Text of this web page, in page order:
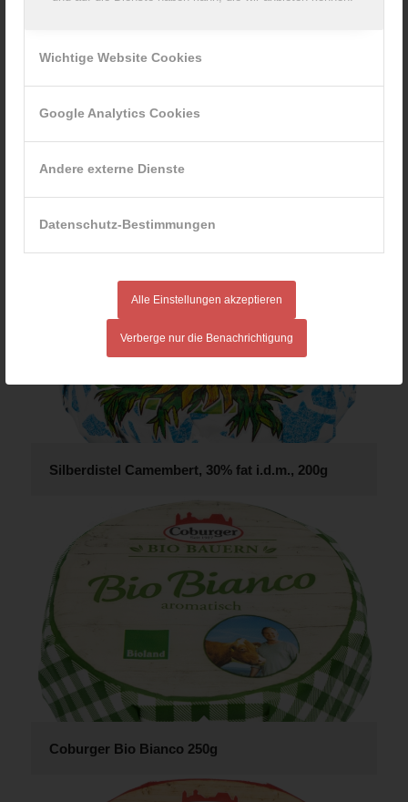
Wichtige Website Cookies
Google Analytics Cookies
Andere externe Dienste
Datenschutz-Bestimmungen
Alle Einstellungen akzeptieren
Verberge nur die Benachrichtigung
Silberdistel Camembert, 30% fat i.d.m., 200g
Coburger Bio Bianco 250g